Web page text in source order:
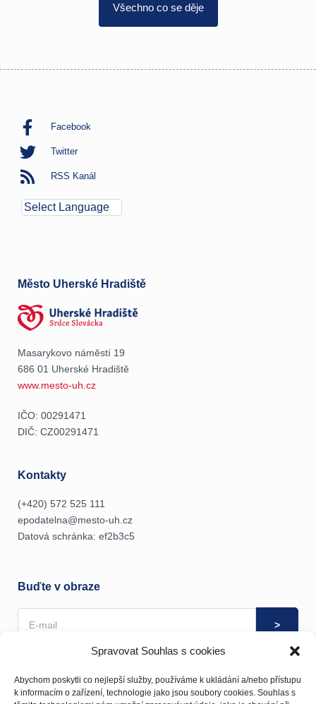
Spravovat Souhlas s cookies
Abychom poskytli co nejlepší služby, používáme k ukládání a/nebo přístupu
k informacím o zařízení, technologie jako jsou soubory cookies. Souhlas s
Všechno co se děje
Facebook
Twitter
RSS Kanál
Město Uherské Hradiště
Masarykovo náměstí 19
686 01 Uherské Hradiště
www.mesto-uh.cz
IČO: 00291471
DIČ: CZ00291471
Kontakty
(+420) 572 525 111
epodatelna@mesto-uh.cz
Datová schránka: ef2b3c5
Buďte v obraze
odvolatzde.